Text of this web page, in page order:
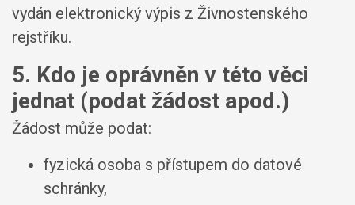
vydán elektronický výpis z Živnostenského
rejstříku.
5. Kdo je oprávněn v této věci
jednat (podat žádost apod.)
Žádost může podat:
fyzická osoba s přístupem do datové
schránky,